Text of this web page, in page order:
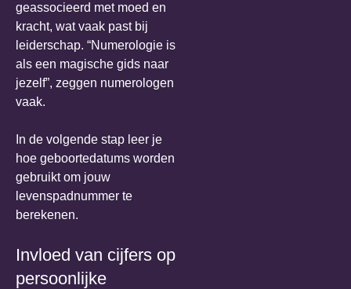
geassocieerd met moed en
kracht, wat vaak past bij
leiderschap. “Numerologie is
als een magische gids naar
jezelf”, zeggen numerologen
vaak.
In de volgende stap leer je
hoe geboortedatums worden
gebruikt om jouw
levenspadnummer te
berekenen.
Invloed van cijfers op
persoonlijke